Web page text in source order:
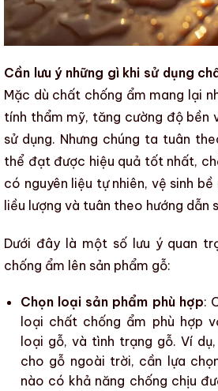
Cần lưu ý những gì khi sử dụng
Mặc dù chất chống ẩm mang lại
tính thẩm mỹ, tăng cường độ bền
sử dụng. Nhưng chúng ta tuân
thể đạt được hiệu quả tốt nhất,
có nguyên liệu tự nhiên, vệ sinh bề
liều lượng và tuân theo hướng dẫn
Dưới đây là một số lưu ý quan
chống ẩm lên sản phẩm gỗ:
Chọn loại sản phẩm phù hợp:
loại chất chống ẩm phù hợp
loại gỗ, và tình trạng gỗ. Ví
cho gỗ ngoài trời, cần lựa
nào có khả năng chống chịu